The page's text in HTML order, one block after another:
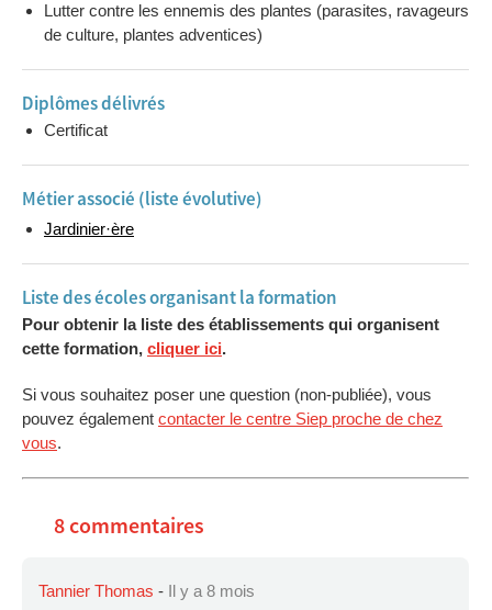
Lutter contre les ennemis des plantes (parasites, ravageurs
de culture, plantes adventices)
Diplômes délivrés
Certificat
Métier associé (liste évolutive)
Jardinier·ère
Liste des écoles organisant la formation
Pour obtenir la liste des établissements qui organisent
cette formation, cliquer ici.
Si vous souhaitez poser une question (non-publiée), vous
pouvez également contacter le centre Siep proche de chez
vous.
8 commentaires
Tannier Thomas - Il y a 8 mois